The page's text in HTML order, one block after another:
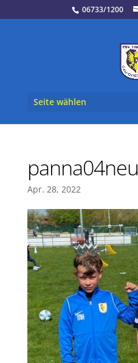
06733/1200
Seite wählen
panna04neu
Apr. 28, 2022